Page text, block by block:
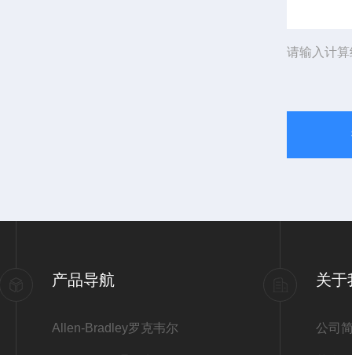
请输入计
产品导航
Allen-Bradley罗克韦尔
关于
公司